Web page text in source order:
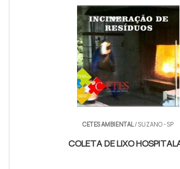
CETES AMBIENTAL/ SUZANO - SP
COLETA DE LIXO